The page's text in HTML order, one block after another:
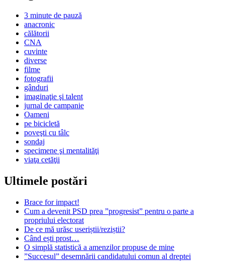
3 minute de pauză
anacronic
călătorii
CNA
cuvinte
diverse
filme
fotografii
gânduri
imaginaţie şi talent
jurnal de campanie
Oameni
pe bicicletă
poveşti cu tâlc
sondaj
specimene şi mentalităţi
viaţa cetăţii
Ultimele postări
Brace for impact!
Cum a devenit PSD prea ”progresist” pentru o parte a
propriului electorat
De ce mă urăsc useriștii/reziștii?
Când ești prost…
O simplă statistică a amenzilor propuse de mine
”Succesul” desemnării candidatului comun al dreptei